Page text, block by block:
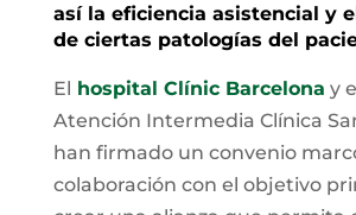
así la eficiencia asistencial y
de ciertas patologías del
El hospital Clínic Barcelona y
Atención Intermedia Clínica
han firmado un convenio
colaboración con el objetivo